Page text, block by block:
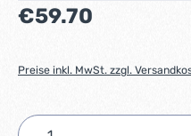
Regulärer Preis:
€59.70
Preise inkl. MwSt. zzgl.
Produkt Anzahl: Gib